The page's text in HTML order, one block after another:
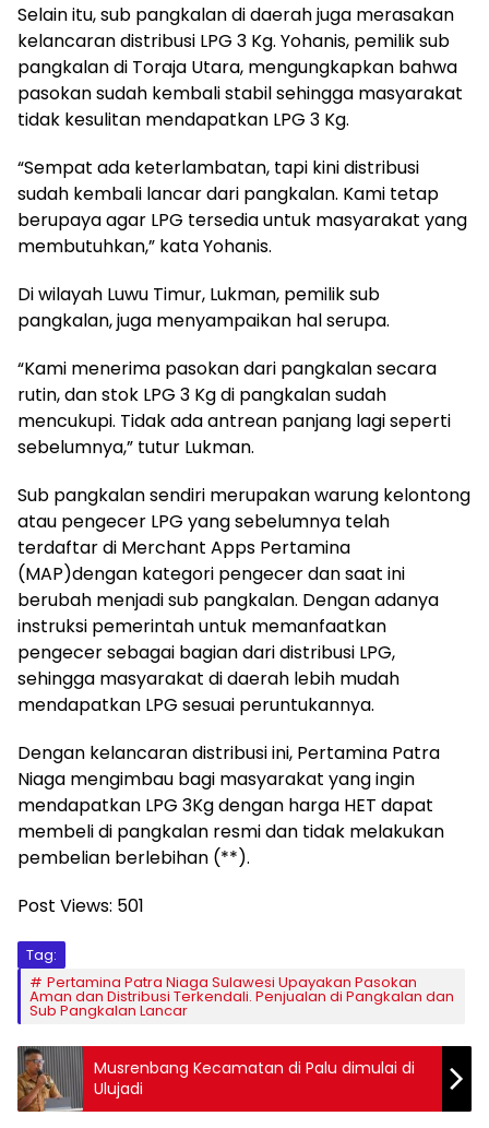
Selain itu, sub pangkalan di daerah juga merasakan
kelancaran distribusi LPG 3 Kg. Yohanis, pemilik sub
pangkalan di Toraja Utara, mengungkapkan bahwa
pasokan sudah kembali stabil sehingga masyarakat
tidak kesulitan mendapatkan LPG 3 Kg.
“Sempat ada keterlambatan, tapi kini distribusi
sudah kembali lancar dari pangkalan. Kami tetap
berupaya agar LPG tersedia untuk masyarakat yang
membutuhkan,” kata Yohanis.
Di wilayah Luwu Timur, Lukman, pemilik sub
pangkalan, juga menyampaikan hal serupa.
“Kami menerima pasokan dari pangkalan secara
rutin, dan stok LPG 3 Kg di pangkalan sudah
mencukupi. Tidak ada antrean panjang lagi seperti
sebelumnya,” tutur Lukman.
Sub pangkalan sendiri merupakan warung kelontong
atau pengecer LPG yang sebelumnya telah
terdaftar di Merchant Apps Pertamina
(MAP)dengan kategori pengecer dan saat ini
berubah menjadi sub pangkalan. Dengan adanya
instruksi pemerintah untuk memanfaatkan
pengecer sebagai bagian dari distribusi LPG,
sehingga masyarakat di daerah lebih mudah
mendapatkan LPG sesuai peruntukannya.
Dengan kelancaran distribusi ini, Pertamina Patra
Niaga mengimbau bagi masyarakat yang ingin
mendapatkan LPG 3Kg dengan harga HET dapat
membeli di pangkalan resmi dan tidak melakukan
pembelian berlebihan (**).
Post Views: 501
Tag:
Pertamina Patra Niaga Sulawesi Upayakan Pasokan
Aman dan Distribusi Terkendali. Penjualan di Pangkalan dan
Sub Pangkalan Lancar
Musrenbang Kecamatan di Palu dimulai di
Ulujadi